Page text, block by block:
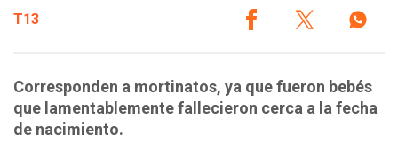
T13
Corresponden a mortinatos, ya que fueron bebés
que lamentablemente fallecieron cerca a la fecha
de nacimiento.